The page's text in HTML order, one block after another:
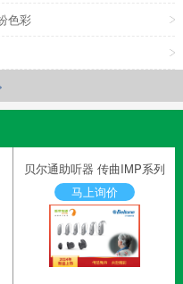
色彩
贝尔通助听器 传曲IMP系列
马上询价